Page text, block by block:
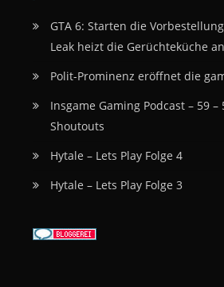
GTA 6: Starten die
Leak heizt die Gerüchteküche an
Polit-Prominenz eröffnet die
Insgame Gaming Podcast – 59 –
Shoutouts
Hytale – Lets Play Folge 4
Hytale – Lets Play Folge 3